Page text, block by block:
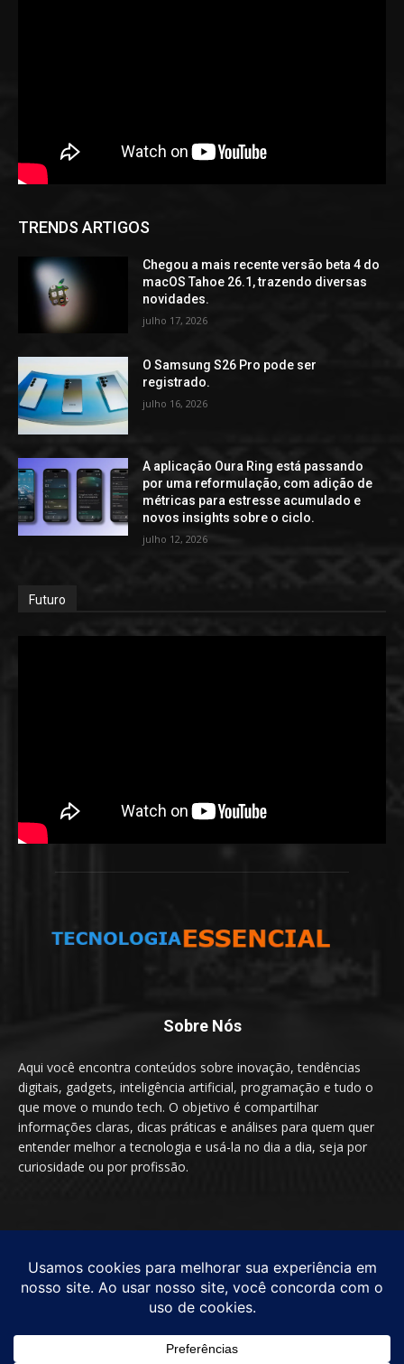
TRENDS ARTIGOS
Chegou a mais recente versão beta 4 do
macOS Tahoe 26.1, trazendo diversas
novidades.
julho 17, 2026
O Samsung S26 Pro pode ser
registrado.
julho 16, 2026
A aplicação Oura Ring está passando
por uma reformulação, com adição de
métricas para estresse acumulado e
novos insights sobre o ciclo.
julho 12, 2026
Futuro
Sobre Nós
Aqui você encontra conteúdos sobre inovação, tendências
digitais, gadgets, inteligência artificial, programação e tudo o
que move o mundo tech. O objetivo é compartilhar
informações claras, dicas práticas e análises para quem quer
entender melhor a tecnologia e usá-la no dia a dia, seja por
curiosidade ou por profissão.